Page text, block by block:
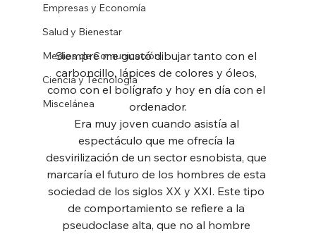
Empresas y Economía
Salud y Bienestar
Medios de Comunicación
Ciencia y Tecnología
Miscelánea
Siempre me gustó dibujar tanto con el
carboncillo, lápices de colores y óleos,
como con el bolígrafo y hoy en día con el
ordenador.
Era muy joven cuando asistía al
espectáculo que me ofrecía la
desvirilización de un sector esnobista, que
marcaría el futuro de los hombres de esta
sociedad de los siglos XX y XXI. Este tipo
de comportamiento se refiere a la
pseudoclase alta, que no al hombre